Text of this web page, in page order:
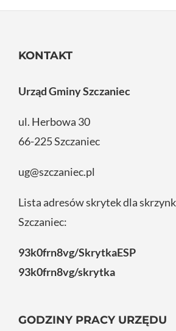
KONTAKT
Urząd Gminy Szczaniec
ul. Herbowa 30
66-225 Szczaniec
ug@szczaniec.pl
Lista adresów skrytek dla
Szczaniec:
93k0frn8vg/SkrytkaESP
93k0frn8vg/skrytka
GODZINY PRACY URZĘDU